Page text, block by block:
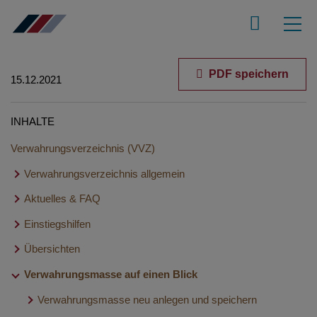
15.12.2021 PDF speichern
INHALTE
Verwahrungsverzeichnis (VVZ)
Verwahrungsverzeichnis allgemein
Erklärfilme
Anwendungsaufbau - Basisdialoge und Menüleiste
Aktuelles & FAQ
Aktuelle Versionsinformationen VVZ
FAQ - Verwahrungsverzeichnis (VVZ)
Einstiegshilfen
Notarvertretungen im Elektronischen Urkundenarchiv
Neue Verwahrungsmasse anlegen und eintragen in fünf
Übersichten
Übersicht Verwahrungsverzeichnis
Verwahrungsmasse suchen
Übersicht Buchungen
Verwahrungsmasse auf einen Blick
Verwahrungsmasse neu anlegen und speichern